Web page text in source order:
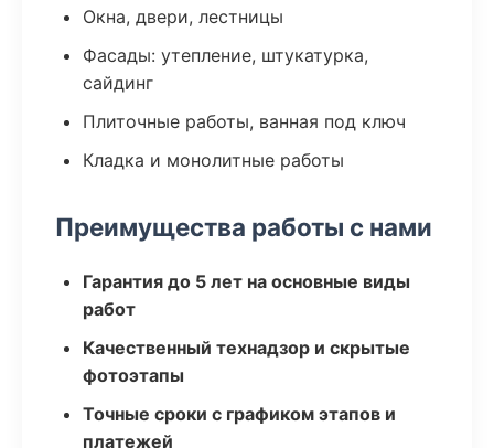
Окна, двери, лестницы
Фасады: утепление, штукатурка,
сайдинг
Плиточные работы, ванная под ключ
Кладка и монолитные работы
Преимущества работы с нами
Гарантия до 5 лет на основные виды
работ
Качественный технадзор и скрытые
фотоэтапы
Точные сроки с графиком этапов и
платежей